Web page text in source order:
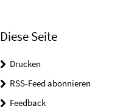
Diese Seite
Drucken
RSS-Feed abonnieren
Feedback